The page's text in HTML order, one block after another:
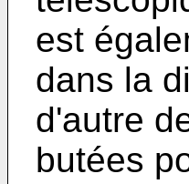
est
dans la
d'autre
butées